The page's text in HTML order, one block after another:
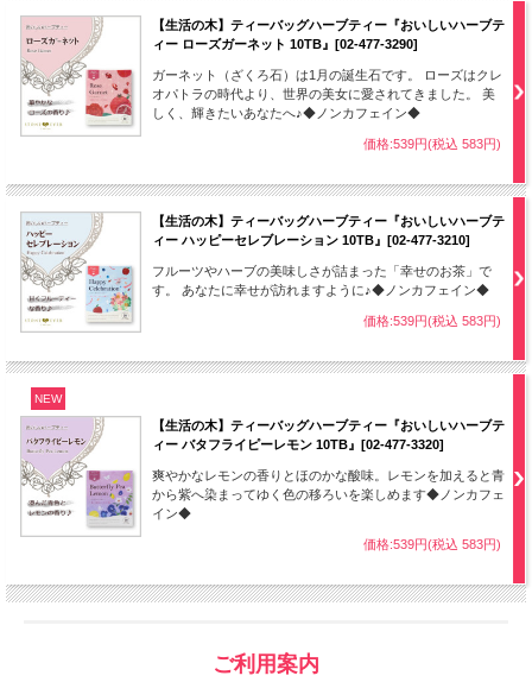
【生活の木】ティーバッグハーブティー『おいしいハーブテ
ィー ローズガーネット 10TB』[02-477-3290]
ガーネット（ざくろ石）は1月の誕生石です。 ローズはクレ
オパトラの時代より、世界の美女に愛されてきました。 美
しく、輝きたいあなたへ♪◆ノンカフェイン◆
価格:539円(税込 583円)
【生活の木】ティーバッグハーブティー『おいしいハーブテ
ィー ハッピーセレブレーション 10TB』[02-477-3210]
フルーツやハーブの美味しさが詰まった「幸せのお茶」で
す。 あなたに幸せが訪れますように♪◆ノンカフェイン◆
価格:539円(税込 583円)
NEW
【生活の木】ティーバッグハーブティー『おいしいハーブテ
ィー バタフライピーレモン 10TB』[02-477-3320]
爽やかなレモンの香りとほのかな酸味。レモンを加えると青
から紫へ染まってゆく色の移ろいを楽しめます◆ノンカフェ
イン◆
価格:539円(税込 583円)
ご利用案内